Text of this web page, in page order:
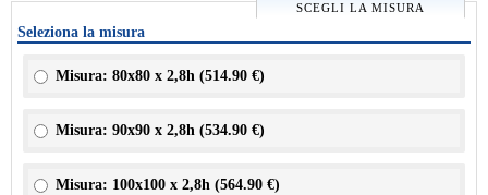
SCEGLI LA MISURA
Seleziona la misura
Misura: 80x80 x 2,8h (514.90 €)
Misura: 90x90 x 2,8h (534.90 €)
Misura: 100x100 x 2,8h (564.90 €)